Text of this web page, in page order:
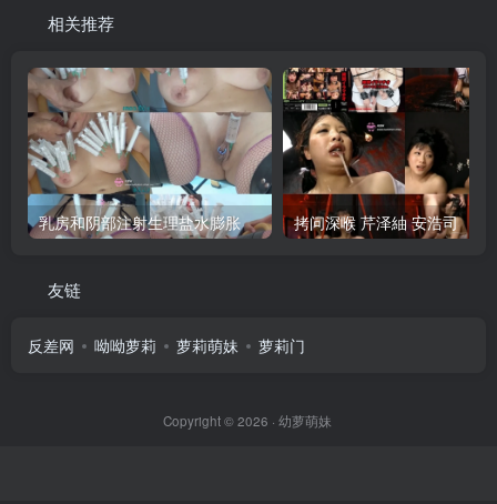
相关推荐
乳房和阴部注射生理盐水膨胀 拷问深喉 芹泽紬 安浩司
友链
反差网 呦呦萝莉 萝莉萌妹 萝莉门
Copyright © 2026 · 幼萝萌妹